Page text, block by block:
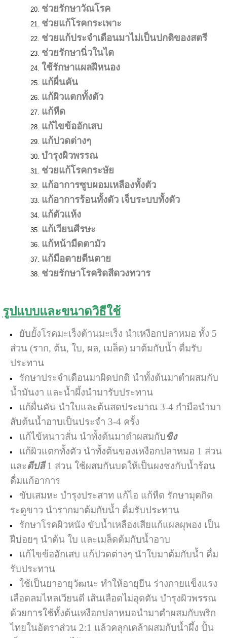
ช่วยรักษาวัณโรค
ช่วยแก้โรคกระเพาะ
ช่วยแก้ประจำเดือนมาไม่เป็นปกติของสตรี
ช่วยรักษานิ่วในไต
ใช้รักษาแผลฝีหนอง
แก้ผื่นคัน
แก้ผิวแตกทั้งตัว
แก้หืด
แก้ไขข้ออักเสบ
แก้ปวดต่างๆ
บำรุงผิวพรรณ
ช่วยแก้โรคกระษัย
แก้อาการซูบผอมเหลืองทั้งตัว
แก้อาการร้อนทั้งตัว เจ็บระบบทั้งตัว
แก้ตัวแห้ง
แก้เวียนศีรษะ
แก้หน้ามืดตามัว
แก้มือตายตีนตาย
ช่วยรักษาโรคริดสีดวงทวาร
รูปแบบและขนาดวิธีใช้
ยับยั้งโรคมะเร็งต้านมะเร็ง นำเหงือกปลาหมอ ทั้ง 5
ส่วน (ราก, ต้น, ใบ, ผล, เมล็ด) มาต้มกับน้ำ ดื่มรับ
ประทาน
รักษาประจำเดือนมาผิดปกติ นำทั้งต้นมาตำผสมกับ
น้ำมันงา และน้ำผึ้งนำมารับประทาน
แก้ผื่นคัน นำใบและต้นสดประมาณ 3-4 กำมือนำมา
สับต้นน้ำอาบเป็นประจำ 3-4 ครั้ง
แก้ไข้หนาวสั่น นำทั้งต้นมาตำผสมกับขิง
แก้ผิวแตกทั้งตัว นำทั้งต้นของเหงือกปลาหมอ 1 ส่วน
และดีปลี1 ส่วน ใช้ผสมกันบดให้เป็นผงชงกับน้ำร้อน
ดื่มแก้อาการ
ขับเสมหะ บำรุงประสาท แก้ไอ แก้หืด รักษามุตกิด
ระดูขาว นำรากมาต้มกับน้ำ ดื่มรับประทาน
รักษาโรคผิวหนัง ขับน้ำเหลืองเสียแก้แผลผุพอง เป็น
ฝีบ่อยๆ นำต้น ใบ และเมล็ดต้มกับน้ำอาบ
แก้ไขข้ออักเสบ แก้ปวดต่างๆ นำใบมาต้มกับน้ำ ดื่ม
รับประทาน
ใช้เป็นยาอายุวัฒนะ ทำให้อายุยืน ร่างกายแข็งแรง
เลือดลมไหลเวียนดี เส้นเลือดไม่อุดตัน บำรุงผิวพรรณ
ด้วยการใช้ทั้งต้นเหงือกปลาหมอนำมาตำผสมกับพริก
ไทยในอัตราส่วน 2:1 แล้วคลุกเคล้าผสมกับน้ำผึ้ง ปั้น